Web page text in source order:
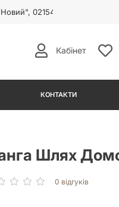
02154
Кабінет
КОНТАКТИ
Шлях
0 відгуків